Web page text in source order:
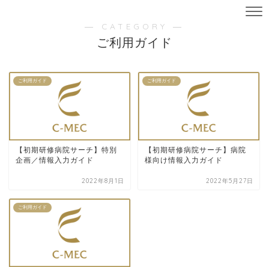
― CATEGORY ―
ご利用ガイド
ご利用ガイド
【初期研修病院サーチ】特別
企画／情報入力ガイド
2022年8月1日
ご利用ガイド
【初期研修病院サーチ】病院
様向け情報入力ガイド
2022年5月27日
ご利用ガイド